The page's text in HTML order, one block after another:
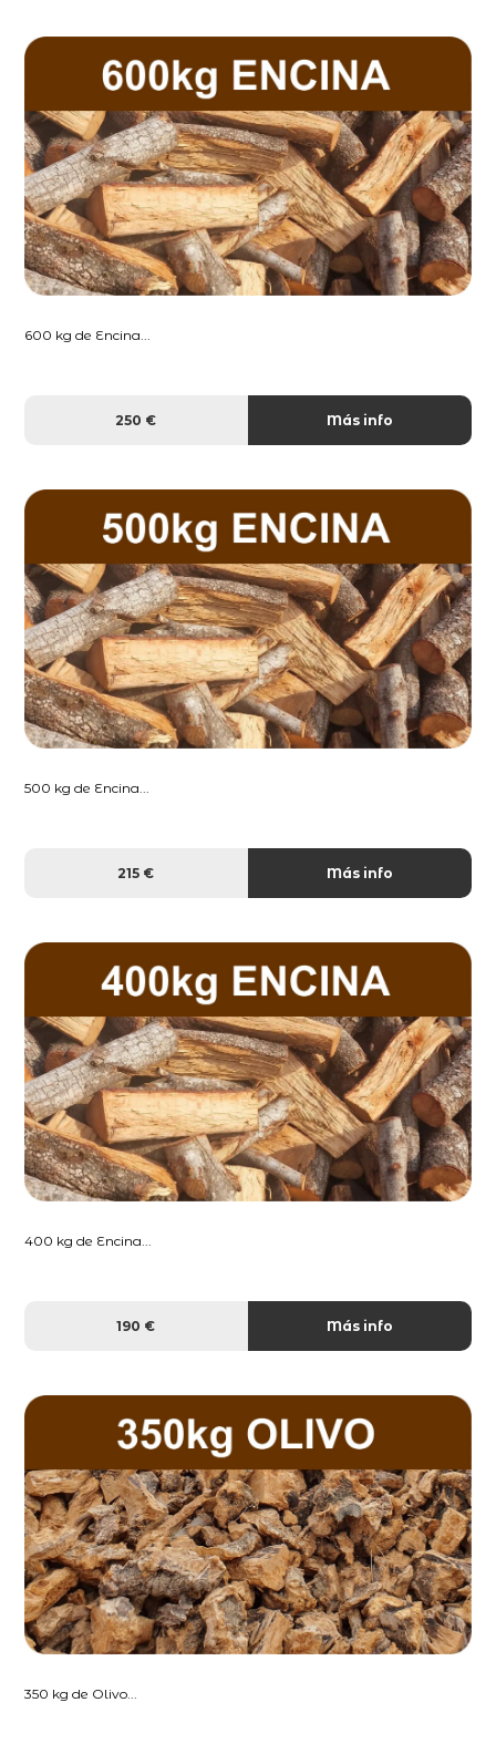
600 kg de Encina...
250 € Más info
500 kg de Encina...
215 € Más info
400 kg de Encina...
190 € Más info
350 kg de Olivo...